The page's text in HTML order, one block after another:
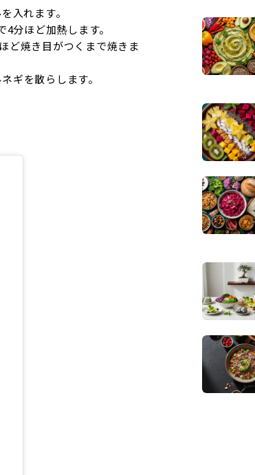
入れます。
分ほど加熱します。
ど焼き目がつくまで焼きま
ギを散らします。